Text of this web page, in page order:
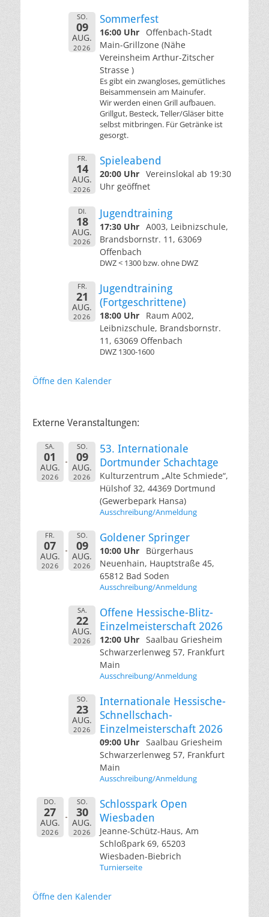
SO.
09
AUG.
2026
Sommerfest
16:00 Uhr
Offenbach-Stadt
Main-Grillzone (Nähe
Vereinsheim Arthur-Zitscher
Strasse )
Es gibt ein zwangloses, gemütliches
Beisammensein am Mainufer.
Wir werden einen Grill aufbauen.
Grillgut, Besteck, Teller/Gläser bitte
selbst mitbringen. Für Getränke ist
gesorgt.
FR.
14
AUG.
2026
Spieleabend
20:00 Uhr Vereinslokal ab 19:30
Uhr geöffnet
DI.
18
AUG.
2026
Jugendtraining
17:30 Uhr A003, Leibnizschule,
Brandsbornstr. 11, 63069
Offenbach
DWZ < 1300 bzw. ohne DWZ
FR.
21
AUG.
2026
Jugendtraining
(Fortgeschrittene)
18:00 Uhr
Raum A002,
Leibnizschule, Brandsbornstr.
11, 63069 Offenbach
DWZ 1300-1600
Öffne den Kalender
Externe Veranstaltungen:
SA.
01
AUG.
2026
SO.
09
AUG.
2026
53. Internationale
Dortmunder Schachtage
Kulturzentrum „Alte Schmiede“,
Hülshof 32, 44369 Dortmund
(Gewerbepark Hansa)
Ausschreibung/Anmeldung
FR.
07
AUG.
2026
SO.
09
AUG.
2026
Goldener Springer
10:00 Uhr
Bürgerhaus
Neuenhain, Hauptstraße 45,
65812 Bad Soden
Ausschreibung/Anmeldung
SA.
22
AUG.
2026
Offene Hessische-Blitz-
Einzelmeisterschaft 2026
12:00 Uhr Saalbau Griesheim
Schwarzerlenweg 57, Frankfurt
Main
Ausschreibung/Anmeldung
SO.
23
AUG.
2026
Internationale Hessische-
Schnellschach-
Einzelmeisterschaft 2026
09:00 Uhr Saalbau Griesheim
Schwarzerlenweg 57, Frankfurt
Main
Ausschreibung/Anmeldung
DO.
27
AUG.
2026
SO.
30
AUG.
2026
Schlosspark Open
Wiesbaden
Jeanne-Schütz-Haus, Am
Schloßpark 69, 65203
Wiesbaden-Biebrich
Turnierseite
Öffne den Kalender